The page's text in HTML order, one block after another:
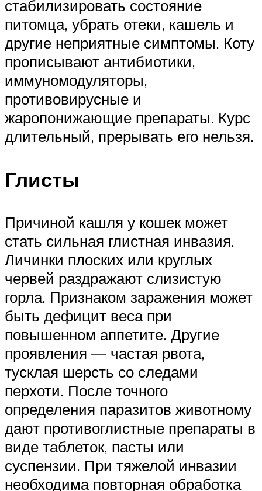
стабилизировать состояние
питомца, убрать отеки, кашель и
другие неприятные симптомы. Коту
прописывают антибиотики,
иммуномодуляторы,
противовирусные и
жаропонижающие препараты. Курс
длительный, прерывать его нельзя.
Глисты
Причиной кашля у кошек может
стать сильная глистная инвазия.
Личинки плоских или круглых
червей раздражают слизистую
горла. Признаком заражения может
быть дефицит веса при
повышенном аппетите. Другие
проявления — частая рвота,
тусклая шерсть со следами
перхоти. После точного
определения паразитов животному
дают противоглистные препараты в
виде таблеток, пасты или
суспензии. При тяжелой инвазии
необходима повторная обработка